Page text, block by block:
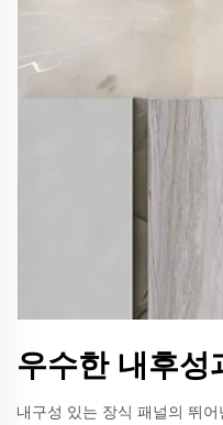
우수한 내후성
내구성 있는 장식 패널의 뛰